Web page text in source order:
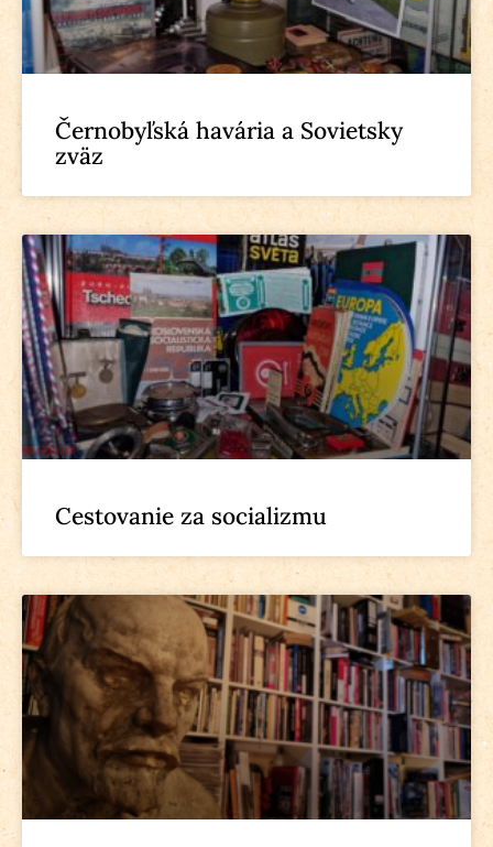
Černobyľská havária a Sovietsky
zväz
Cestovanie za socializmu